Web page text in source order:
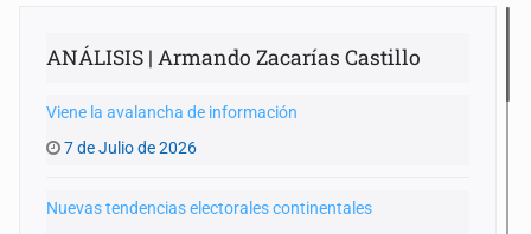
ANÁLISIS | Armando Zacarías Castillo
Viene la avalancha de información
7 de Julio de 2026
Nuevas tendencias electorales continentales